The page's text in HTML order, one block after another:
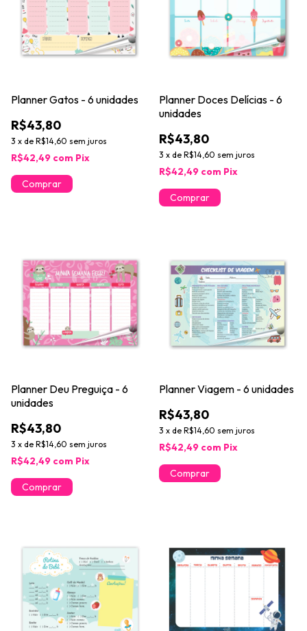
Planner Gatos - 6 unidades
R$43,80
3 x de R$14,60 sem juros
R$42,49 com Pix
Planner Doces Delícias - 6
unidades
R$43,80
3 x de R$14,60 sem juros
R$42,49 com Pix
Planner Deu Preguiça - 6
unidades
R$43,80
3 x de R$14,60 sem juros
R$42,49 com Pix
Planner Viagem - 6 unidades
R$43,80
3 x de R$14,60 sem juros
R$42,49 com Pix